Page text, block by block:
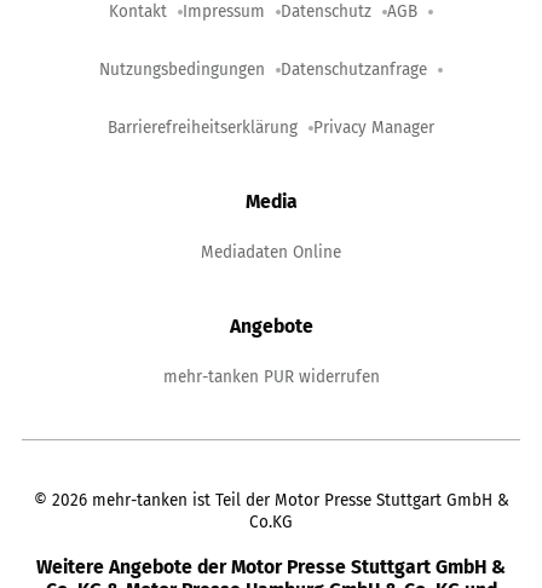
Kontakt Impressum Datenschutz AGB
Nutzungsbedingungen Datenschutzanfrage
Barrierefreiheitserklärung Privacy Manager
Media
Mediadaten Online
Angebote
mehr-tanken PUR widerrufen
© 2026 mehr-tanken ist Teil der Motor Presse Stuttgart GmbH &
Co.KG
Weitere Angebote der Motor Presse Stuttgart GmbH &